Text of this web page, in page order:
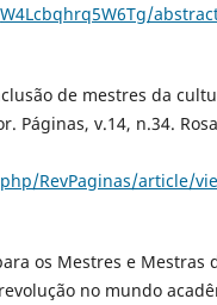
de mestres da
Páginas, v.14, n.34.
RevPaginas/article/
os Mestres e Mestras
no mundo